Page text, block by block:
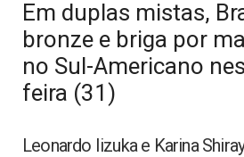
Em duplas mistas,
bronze e briga por
no Sul-Americano
feira (31)
Leonardo Iizuka e Karina